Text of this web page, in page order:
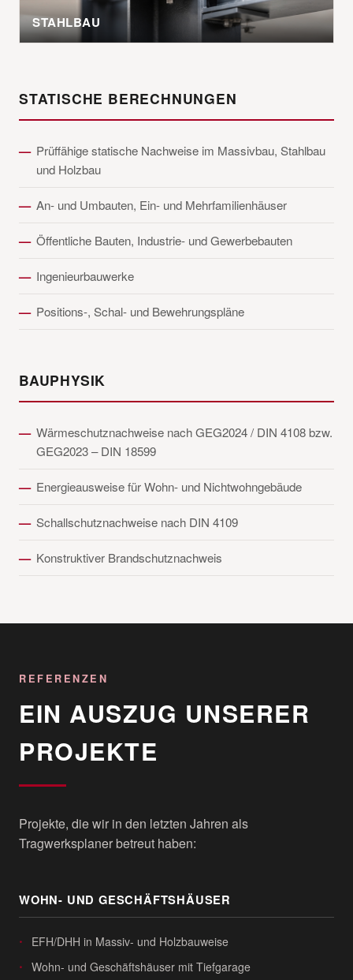
STAHLBAU
STATISCHE BERECHNUNGEN
Prüffähige statische Nachweise im Massivbau, Stahlbau
und Holzbau
An- und Umbauten, Ein- und Mehrfamilienhäuser
Öffentliche Bauten, Industrie- und Gewerbebauten
Ingenieurbauwerke
Positions-, Schal- und Bewehrungspläne
BAUPHYSIK
Wärmeschutznachweise nach GEG2024 / DIN 4108 bzw.
GEG2023 – DIN 18599
Energieausweise für Wohn- und Nichtwohngebäude
Schallschutznachweise nach DIN 4109
Konstruktiver Brandschutznachweis
REFERENZEN
EIN AUSZUG UNSERER
PROJEKTE
Projekte, die wir in den letzten Jahren als
Tragwerksplaner betreut haben:
WOHN- UND GESCHÄFTSHÄUSER
EFH/DHH in Massiv- und Holzbauweise
Wohn- und Geschäftshäuser mit Tiefgarage